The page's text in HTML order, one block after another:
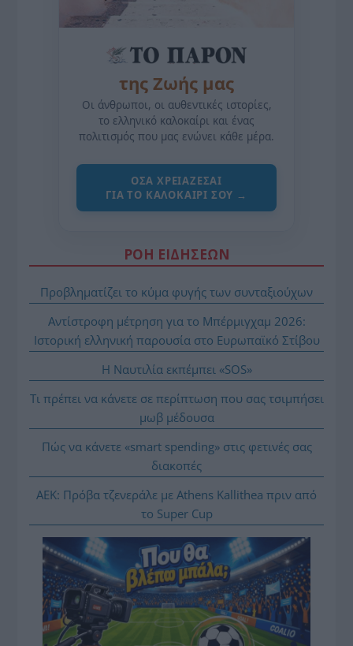
της Ζωής μας
Οι άνθρωποι, οι αυθεντικές ιστορίες,
το ελληνικό καλοκαίρι και ένας
πολιτισμός που μας ενώνει κάθε μέρα.
ΌΣΑ ΧΡΕΙΆΖΕΣΑΙ
ΓΙΑ ΤΟ ΚΑΛΟΚΑΊΡΙ ΣΟΥ →
ΡΟΗ ΕΙΔΗΣΕΩΝ
Προβληματίζει το κύμα φυγής των συνταξιούχων
Αντίστροφη μέτρηση για το Μπέρμιγχαμ 2026:
Ιστορική ελληνική παρουσία στο Ευρωπαϊκό Στίβου
Η Ναυτιλία εκπέμπει «SOS»
Τι πρέπει να κάνετε σε περίπτωση που σας τσιμπήσει
μωβ μέδουσα
Πώς να κάνετε «smart spending» στις φετινές σας
διακοπές
ΑΕΚ: Πρόβα τζενεράλε με Athens Kallithea πριν από
το Super Cup